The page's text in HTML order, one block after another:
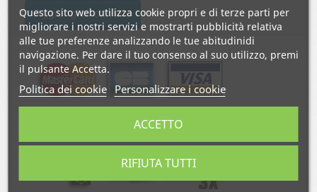
Aggiungi al carrello
Questo sito web utilizza cookie propri e di terze parti per
migliorare i nostri servizi e mostrarti pubblicità relativa
alle tue preferenze analizzando le tue abitudinidi
navigazione. Per dare il tuo consenso al suo utilizzo, premi
il pulsante Accetta.
Politica dei cookie Personalizzare i cookie
RIFIUTA TUTTI
ACCETTO